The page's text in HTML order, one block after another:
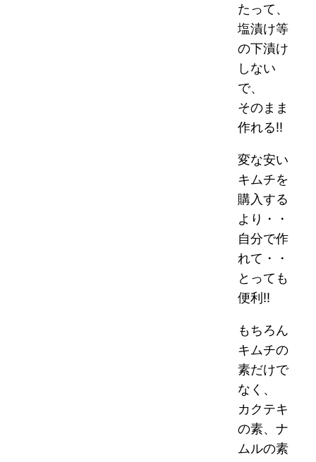
たって、
塩漬け等
の下漬け
しない
で、
そのまま
作れる!!
変な安い
キムチを
購入する
より・・
自分で作
れて・・
とっても
便利!!
もちろん
キムチの
素だけで
なく、
カクテキ
の素、ナ
ムルの素